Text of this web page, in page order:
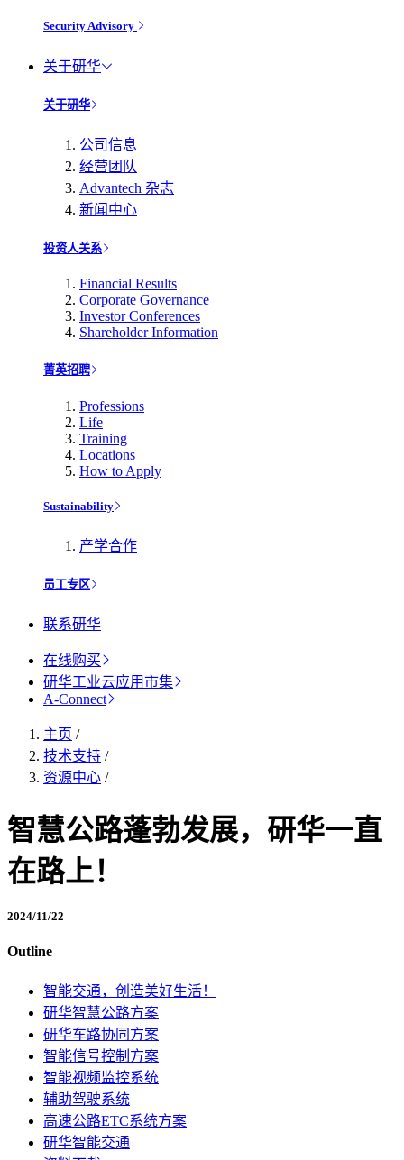
Security Advisory
关于研华
关于研华
公司信息
经营团队
Advantech 杂志
新闻中心
投资人关系
Financial Results
Corporate Governance
Investor Conferences
Shareholder Information
菁英招聘
Professions
Life
Training
Locations
How to Apply
Sustainability
产学合作
员工专区
联系研华
在线购买
研华工业云应用市集
A-Connect
主页 /
技术支持 /
资源中心 /
智慧公路蓬勃发展，研华一直
在路上！
2024/11/22
Outline
智能交通，创造美好生活！
研华智慧公路方案
研华车路协同方案
智能信号控制方案
智能视频监控系统
辅助驾驶系统
高速公路ETC系统方案
研华智能交通